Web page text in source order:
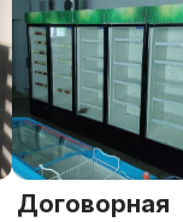
Договорная